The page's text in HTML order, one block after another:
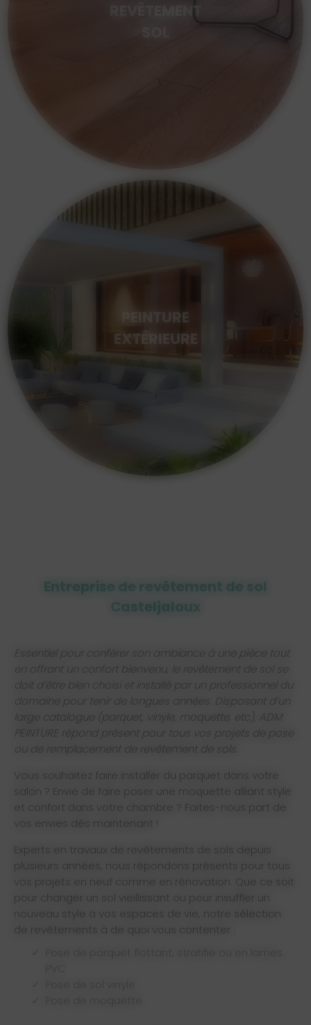
REVÊTEMENT
PEINTURE
EXTÉRIEURE
Entreprise de revêtement de sol
Casteljaloux
Essentiel pour conférer son ambiance à une pièce tout
en offrant un confort bienvenu, le revêtement de sol se
doit d’être bien choisi et installé par un professionnel du
domaine pour tenir de longues années. Disposant d’un
large catalogue (parquet, vinyle, moquette, etc), ADM
PEINTURE répond présent pour tous vos projets de pose
ou de remplacement de revêtement de sols.
Vous souhaitez faire installer du parquet dans votre
salon ? Envie de faire poser une moquette alliant style
et confort dans votre chambre ? Faites-nous part de
vos envies dès maintenant !
Experts en travaux de revêtements de sols depuis
plusieurs années, nous répondons présents pour tous
vos projets en neuf comme en rénovation. Que ce soit
pour changer un sol vieillissant ou pour insuffler un
nouveau style à vos espaces de vie, notre sélection
de revêtements à de quoi vous contenter :